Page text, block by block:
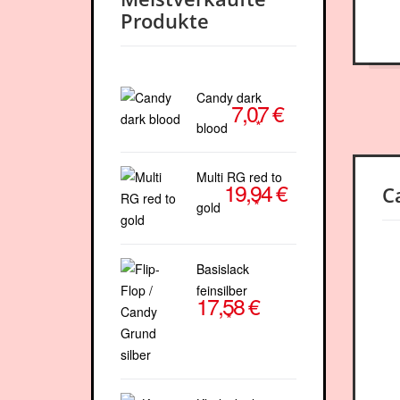
DETAILS
Produkte
Candy dark
blood 7,07 €
*
Multi RG red to
gold 19,94 €
*
Basislack
feinsilber
17,58 €
*